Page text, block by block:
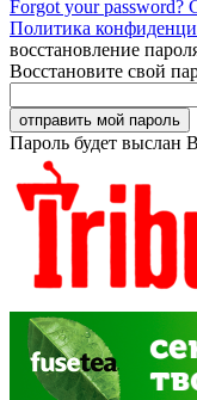
Forgot your password?
Политика
восстановление
Восстановите свой
Пароль будет выслан